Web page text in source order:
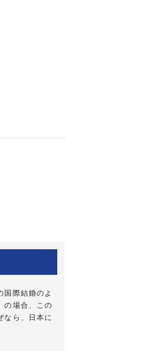
際結婚のよ
の場合、この
なら、日本に